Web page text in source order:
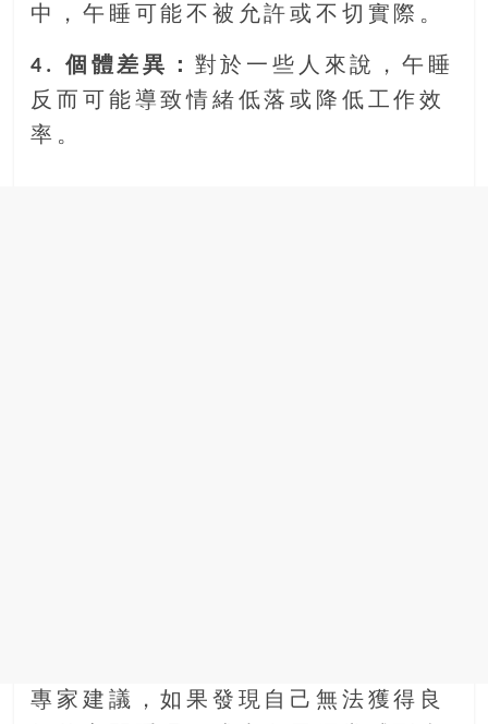
中，午睡可能不被允許或不切實際。
4. 個體差異： 對於一些人來說，午睡
反而可能導致情緒低落或降低工作效
率。
專家建議，如果發現自己無法獲得良